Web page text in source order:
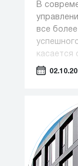
В
все
касается